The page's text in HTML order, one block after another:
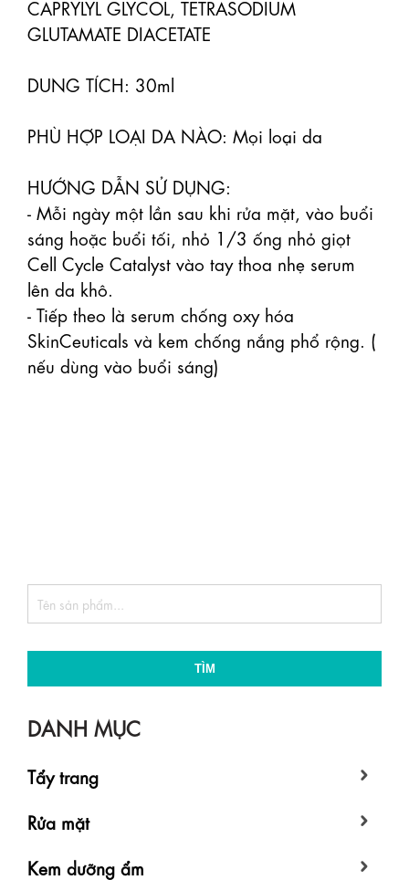
CAPRYLYL GLYCOL, TETRASODIUM
GLUTAMATE DIACETATE
DUNG TÍCH: 30ml
PHÙ HỢP LOẠI DA NÀO: Mọi loại da
HƯỚNG DẪN SỬ DỤNG:
- Mỗi ngày một lần sau khi rửa mặt, vào buổi
sáng hoặc buổi tối, nhỏ 1/3 ống nhỏ giọt
Cell Cycle Catalyst vào tay thoa nhẹ serum
lên da khô.
- Tiếp theo là serum chống oxy hóa
SkinCeuticals và kem chống nắng phổ rộng. (
nếu dùng vào buổi sáng)
TÌM
DANH MỤC
Tẩy trang
Rửa mặt
Kem dưỡng ẩm